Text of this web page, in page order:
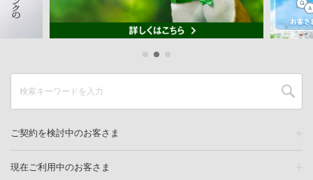
ご契約を検討中のお客さま
現在ご利用中のお客さま